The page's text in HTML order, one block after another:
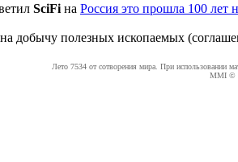
SciFi на Россия это прошла 100 лет
добычу полезных ископаемых
Лето 7534 от сотворения мира. При использовании
MMI ©